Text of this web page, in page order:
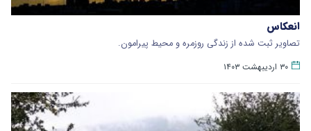
انعکاس
تصاویر ثبت شده از زندگی روزمره و محیط پیرامون.
۳۰ اردیبهشت ۱۴۰۳